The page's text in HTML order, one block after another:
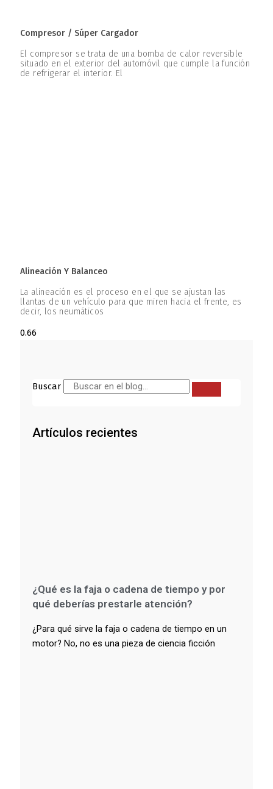
Compresor / Súper Cargador
El compresor se trata de una bomba de calor reversible
situado en el exterior del automóvil que cumple la función
de refrigerar el interior. El
Alineación Y Balanceo
La alineación es el proceso en el que se ajustan las
llantas de un vehículo para que miren hacia el frente, es
decir, los neumáticos
Buscar
Artículos recientes
¿Qué es la faja o cadena de tiempo y por
qué deberías prestarle atención?
¿Para qué sirve la faja o cadena de tiempo en un
motor? No, no es una pieza de ciencia ficción